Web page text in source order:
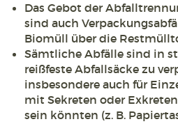
Das Gebot der
sind auch
Biomüll über die
Sämtliche Abfälle sind in
reißfeste Abfallsäcke zu
insbesondere auch für
mit Sekreten oder
sein könnten (z. B.